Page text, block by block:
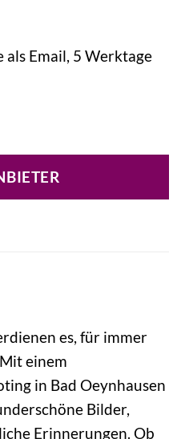
Email, 5 Werktage
es, für immer
einem
in Bad Oeynhausen
Bilder,
Erinnerungen. Ob